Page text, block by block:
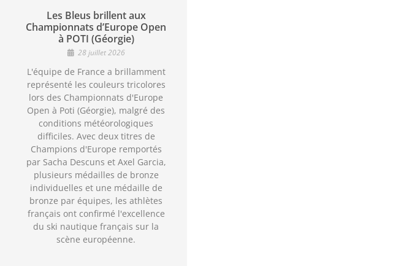
Les Bleus brillent aux
Championnats d’Europe Open
à POTI (Géorgie)
28 juillet 2026
L'équipe de France a brillamment
représenté les couleurs tricolores
lors des Championnats d'Europe
Open à Poti (Géorgie), malgré des
conditions météorologiques
difficiles. Avec deux titres de
Champions d'Europe remportés
par Sacha Descuns et Axel Garcia,
plusieurs médailles de bronze
individuelles et une médaille de
bronze par équipes, les athlètes
français ont confirmé l'excellence
du ski nautique français sur la
scène européenne.